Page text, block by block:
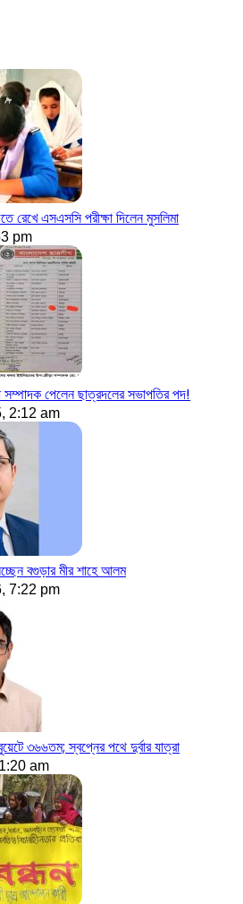
রেখে এসএসসি পরীক্ষা দিলেন মুসলিমা
pm
সম্পাদক পেলেন ছাত্রদলের সভাপতির পদ!
2:12 am
বগুড়ার মীর শাহে আলম
7:22 pm
৩৬৬তম; স্বপ্নের পথে দুর্বার যাত্রা
am